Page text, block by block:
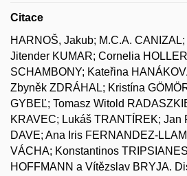
Citace
HARNOŠ, Jakub; M.C.A.
Jitender KUMAR; Cornelia
SCHAMBONY; Kateřina
Zbyněk ZDRÁHAL; Kristína
GYBEĽ; Tomasz Witold
KRAVEC; Lukáš TRANTÍREK; Jan
DAVE; Ana Iris FERNANDEZ-
VÁCHA; Konstantinos
HOFFMANN a Vítězslav BRYJA.